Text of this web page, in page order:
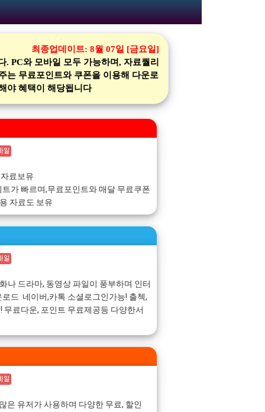
최종업데이트: 8월 07일 [금요일]
PC와 모바일 모두 가능하며, 자료퀄리
는 무료포인트와 쿠폰을 이용해 다운로
야 혜택이 해당됩니다
료보유
가 빠르며,무료포인트와 매달 무료쿠폰
자료도 보유
나 드라마, 동영상 파일이 풍부하며 인터
드 네이버,카톡 소셜로그인가능! 출첵,
료다운, 포인트 무료제공등 다양한서
은 유저가 사용하며 다양한 무료, 할인